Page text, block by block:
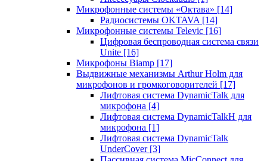
Микрофонные системы «Октава» [14]
Радиосистемы OKTAVA [14]
Микрофонные системы Televic [16]
Цифровая беспроводная система связи
Unite [16]
Микрофоны Biamp [17]
Выдвижные механизмы Arthur Holm для
микрофонов и громкоговорителей [17]
Лифтовая система DynamicTalk для
микрофона [4]
Лифтовая система DynamicTalkH для
микрофона [1]
Лифтовая система DynamicTalk
UnderCover [3]